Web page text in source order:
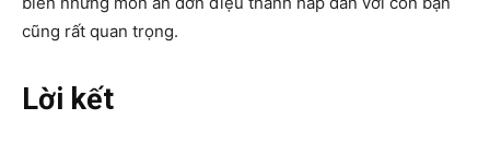
cũng rất quan trọng.
Lời kết